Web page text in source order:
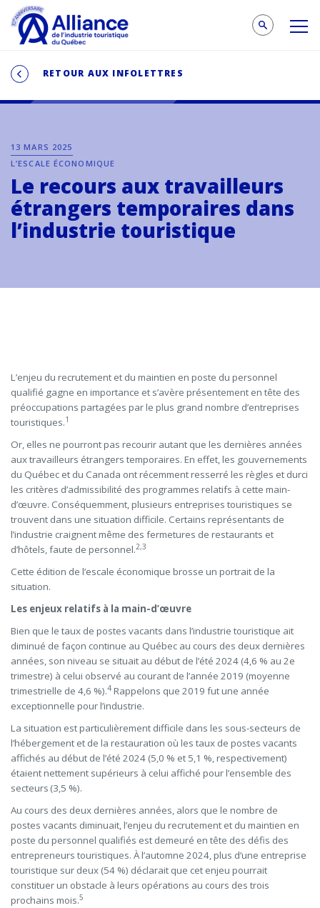
RETOUR AUX INFOLETTRES
13 MARS 2025
L’ESCALE ÉCONOMIQUE
Le recours aux travailleurs
étrangers temporaires dans
l’industrie touristique
L’enjeu du recrutement et du maintien en poste du personnel
qualifié gagne en importance et s’avère présentement en tête des
préoccupations partagées par le plus grand nombre d’entreprises
touristiques.1
Or, elles ne pourront pas recourir autant que les dernières années
aux travailleurs étrangers temporaires. En effet, les gouvernements
du Québec et du Canada ont récemment resserré les règles et durci
les critères d’admissibilité des programmes relatifs à cette main-
d’œuvre. Conséquemment, plusieurs entreprises touristiques se
trouvent dans une situation difficile. Certains représentants de
l’industrie craignent même des fermetures de restaurants et
d’hôtels, faute de personnel.2,3
Cette édition de l’escale économique brosse un portrait de la
situation.
Les enjeux relatifs à la main-d’œuvre
Bien que le taux de postes vacants dans l’industrie touristique ait
diminué de façon continue au Québec au cours des deux dernières
années, son niveau se situait au début de l’été 2024 (4,6 % au 2e
trimestre) à celui observé au courant de l’année 2019 (moyenne
trimestrielle de 4,6 %).4 Rappelons que 2019 fut une année
exceptionnelle pour l’industrie.
La situation est particulièrement difficile dans les sous-secteurs de
l’hébergement et de la restauration où les taux de postes vacants
affichés au début de l’été 2024 (5,0 % et 5,1 %, respectivement)
étaient nettement supérieurs à celui affiché pour l’ensemble des
secteurs (3,5 %).
Au cours des deux dernières années, alors que le nombre de
postes vacants diminuait, l’enjeu du recrutement et du maintien en
poste du personnel qualifiés est demeuré en tête des défis des
entrepreneurs touristiques. À l’automne 2024, plus d’une entreprise
touristique sur deux (54 %) déclarait que cet enjeu pourrait
constituer un obstacle à leurs opérations au cours des trois
prochains mois.5